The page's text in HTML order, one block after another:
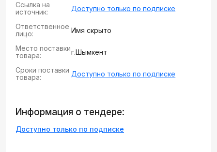
Ссылка на
источник:
Доступно только по подписке
Ответственное
лицо:
Имя скрыто
Место поставки
товара:
г.Шымкент
Сроки поставки
товара:
Доступно только по подписке
Информация о тендере:
Доступно только по подписке